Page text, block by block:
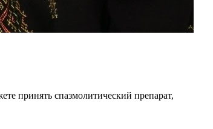
принять спазмолитический препарат,